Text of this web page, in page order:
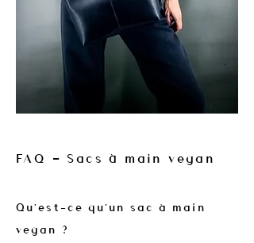
FAQ — Sacs à main vegan
Qu'est-ce qu'un sac à main
vegan ?